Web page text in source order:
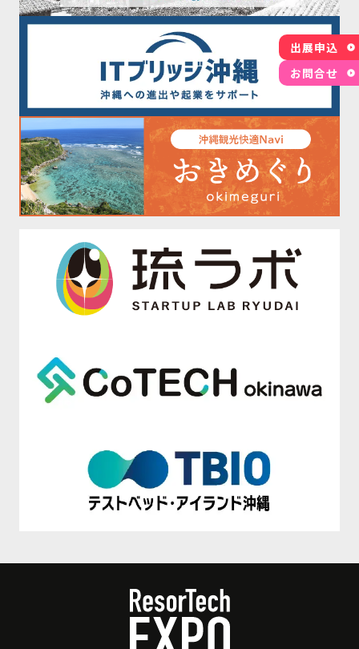
出展申込
お問合せ